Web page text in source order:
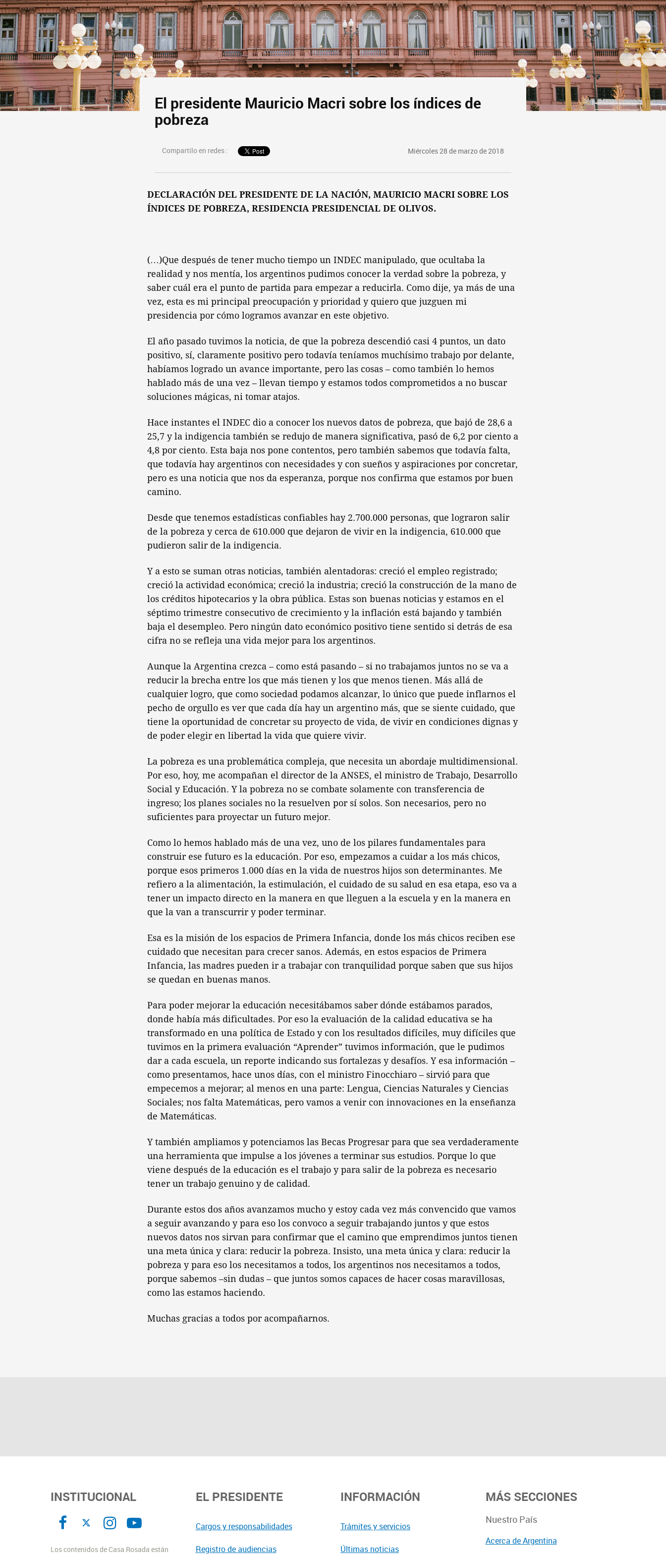
El presidente Mauricio Macri sobre los índices de
pobreza
Compartilo en redes : Miércoles 28 de marzo de 2018
DECLARACIÓN DEL PRESIDENTE DE LA NACIÓN, MAURICIO MACRI SOBRE LOS
ÍNDICES DE POBREZA, RESIDENCIA PRESIDENCIAL DE OLIVOS.
(…)Que después de tener mucho tiempo un INDEC manipulado, que ocultaba la
realidad y nos mentía, los argentinos pudimos conocer la verdad sobre la pobreza, y
saber cuál era el punto de partida para empezar a reducirla. Como dije, ya más de una
vez, esta es mi principal preocupación y prioridad y quiero que juzguen mi
presidencia por cómo logramos avanzar en este objetivo.
El año pasado tuvimos la noticia, de que la pobreza descendió casi 4 puntos, un dato
positivo, sí, claramente positivo pero todavía teníamos muchísimo trabajo por delante,
habíamos logrado un avance importante, pero las cosas – como también lo hemos
hablado más de una vez – llevan tiempo y estamos todos comprometidos a no buscar
soluciones mágicas, ni tomar atajos.
Hace instantes el INDEC dio a conocer los nuevos datos de pobreza, que bajó de 28,6 a
25,7 y la indigencia también se redujo de manera significativa, pasó de 6,2 por ciento a
4,8 por ciento. Esta baja nos pone contentos, pero también sabemos que todavía falta,
que todavía hay argentinos con necesidades y con sueños y aspiraciones por concretar,
pero es una noticia que nos da esperanza, porque nos confirma que estamos por buen
camino.
Desde que tenemos estadísticas confiables hay 2.700.000 personas, que lograron salir
de la pobreza y cerca de 610.000 que dejaron de vivir en la indigencia, 610.000 que
pudieron salir de la indigencia.
Y a esto se suman otras noticias, también alentadoras: creció el empleo registrado;
creció la actividad económica; creció la industria; creció la construcción de la mano de
los créditos hipotecarios y la obra pública. Estas son buenas noticias y estamos en el
séptimo trimestre consecutivo de crecimiento y la inflación está bajando y también
baja el desempleo. Pero ningún dato económico positivo tiene sentido si detrás de esa
cifra no se refleja una vida mejor para los argentinos.
Aunque la Argentina crezca – como está pasando – si no trabajamos juntos no se va a
reducir la brecha entre los que más tienen y los que menos tienen. Más allá de
cualquier logro, que como sociedad podamos alcanzar, lo único que puede inflarnos el
pecho de orgullo es ver que cada día hay un argentino más, que se siente cuidado, que
tiene la oportunidad de concretar su proyecto de vida, de vivir en condiciones dignas y
de poder elegir en libertad la vida que quiere vivir.
La pobreza es una problemática compleja, que necesita un abordaje multidimensional.
Por eso, hoy, me acompañan el director de la ANSES, el ministro de Trabajo, Desarrollo
Social y Educación. Y la pobreza no se combate solamente con transferencia de
ingreso; los planes sociales no la resuelven por sí solos. Son necesarios, pero no
suficientes para proyectar un futuro mejor.
Como lo hemos hablado más de una vez, uno de los pilares fundamentales para
construir ese futuro es la educación. Por eso, empezamos a cuidar a los más chicos,
porque esos primeros 1.000 días en la vida de nuestros hijos son determinantes. Me
refiero a la alimentación, la estimulación, el cuidado de su salud en esa etapa, eso va a
tener un impacto directo en la manera en que lleguen a la escuela y en la manera en
que la van a transcurrir y poder terminar.
Esa es la misión de los espacios de Primera Infancia, donde los más chicos reciben ese
cuidado que necesitan para crecer sanos. Además, en estos espacios de Primera
Infancia, las madres pueden ir a trabajar con tranquilidad porque saben que sus hijos
se quedan en buenas manos.
Para poder mejorar la educación necesitábamos saber dónde estábamos parados,
donde había más dificultades. Por eso la evaluación de la calidad educativa se ha
transformado en una política de Estado y con los resultados difíciles, muy difíciles que
tuvimos en la primera evaluación “Aprender” tuvimos información, que le pudimos
dar a cada escuela, un reporte indicando sus fortalezas y desafíos. Y esa información –
como presentamos, hace unos días, con el ministro Finocchiaro – sirvió para que
empecemos a mejorar; al menos en una parte: Lengua, Ciencias Naturales y Ciencias
Sociales; nos falta Matemáticas, pero vamos a venir con innovaciones en la enseñanza
de Matemáticas.
Y también ampliamos y potenciamos las Becas Progresar para que sea verdaderamente
una herramienta que impulse a los jóvenes a terminar sus estudios. Porque lo que
viene después de la educación es el trabajo y para salir de la pobreza es necesario
tener un trabajo genuino y de calidad.
Durante estos dos años avanzamos mucho y estoy cada vez más convencido que vamos
a seguir avanzando y para eso los convoco a seguir trabajando juntos y que estos
nuevos datos nos sirvan para confirmar que el camino que emprendimos juntos tienen
una meta única y clara: reducir la pobreza. Insisto, una meta única y clara: reducir la
pobreza y para eso los necesitamos a todos, los argentinos nos necesitamos a todos,
porque sabemos –sin dudas – que juntos somos capaces de hacer cosas maravillosas,
como las estamos haciendo.
Muchas gracias a todos por acompañarnos.
INSTITUCIONAL
Los contenidos de Casa Rosada están
EL PRESIDENTE
Cargos y responsabilidades
Registro de audiencias
INFORMACIÓN
Trámites y servicios
Últimas noticias
MÁS SECCIONES
Nuestro País
Acerca de Argentina